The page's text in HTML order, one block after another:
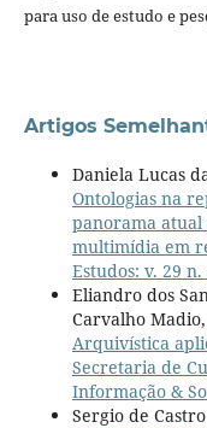
para uso de estudo e
Artigos
Daniela Lucas
Ontologias na
panorama atual
multimídia em
Estudos: v. 29 n.
Eliandro dos
Carvalho Madio,
Arquivística
Secretaria de
Informação &
Sergio de